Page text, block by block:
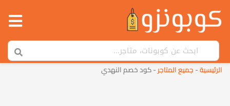
الرئيسية-جميع المتاجر-كود خصم النهدي